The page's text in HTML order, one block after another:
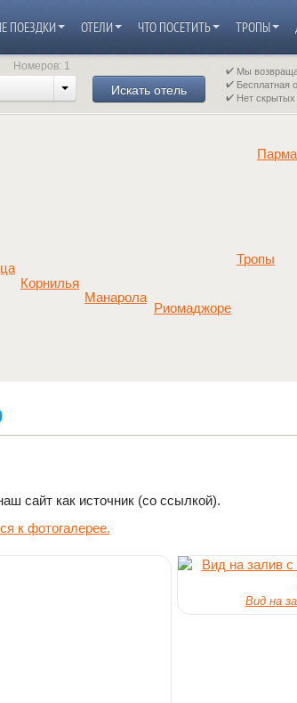
ПОЕЗДКИ ОТЕЛИ ЧТО ПОСЕТИТЬ ТРОПЫ
Номеров: 1
Искать отель
Мы
Бесплатная
Нет
Корнилья
Манарола
Риомаджоре
Тропы
Парма
сайт как источник (со ссылкой).
к фотогалерее.
Вид на